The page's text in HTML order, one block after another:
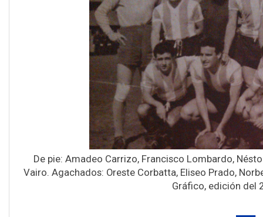
De pie: Amadeo Carrizo, Francisco Lombardo,
Vairo. Agachados: Oreste Corbatta, Eliseo Prado,
Gráfico, edición del